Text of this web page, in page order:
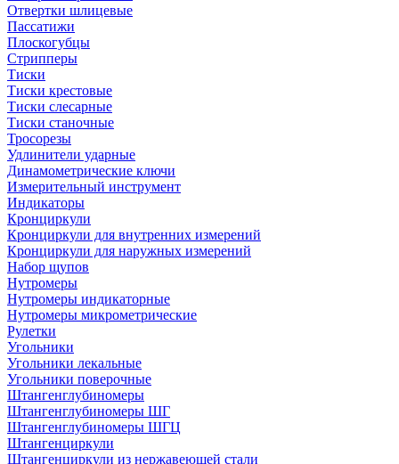
Отвертки шлицевые
Пассатижи
Плоскогубцы
Стрипперы
Тиски
Тиски крестовые
Тиски слесарные
Тиски станочные
Тросорезы
Удлинители ударные
Динамометрические ключи
Измерительный инструмент
Индикаторы
Кронциркули
Кронциркули для внутренних измерений
Кронциркули для наружных измерений
Набор щупов
Нутромеры
Нутромеры индикаторные
Нутромеры микрометрические
Рулетки
Угольники
Угольники лекальные
Угольники поверочные
Штангенглубиномеры
Штангенглубиномеры ШГ
Штангенглубиномеры ШГЦ
Штангенциркули
Штангенциркули из нержавеющей стали